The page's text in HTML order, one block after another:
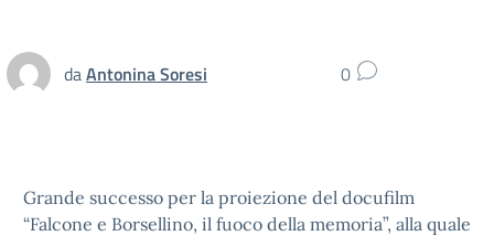
daAntonina Soresi 0
Grande successo per la proiezione del docufilm
“Falcone e Borsellino, il fuoco della memoria”, alla quale